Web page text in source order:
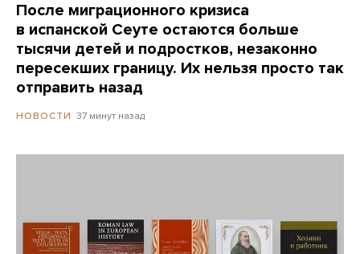
После миграционного кризиса
в испанской Сеуте остаются больше
тысячи детей и подростков, незаконно
пересекших границу. Их нельзя просто так
отправить назад
НОВОСТИ 37 минут назад